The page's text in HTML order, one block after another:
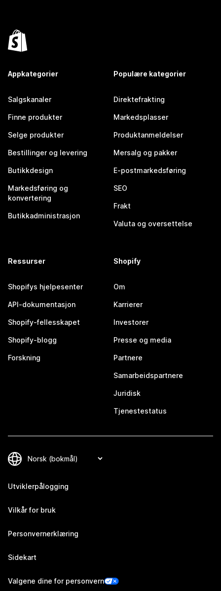
Appkategorier
Salgskanaler
Finne produkter
Selge produkter
Bestillinger og levering
Butikkdesign
Markedsføring og
konvertering
Butikkadministrasjon
Populære kategorier
Direktefrakting
Markedsplasser
Produktanmeldelser
Mersalg og pakker
E-postmarkedsføring
SEO
Frakt
Valuta og oversettelse
Ressurser
Shopifys hjelpesenter
API-dokumentasjon
Shopify-fellesskapet
Shopify-blogg
Forskning
Shopify
Om
Karrierer
Investorer
Presse og media
Partnere
Samarbeidspartnere
Juridisk
Tjenestestatus
Utviklerpålogging
Vilkår for bruk
Personvernerklæring
Sidekart
Valgene dine for personvern